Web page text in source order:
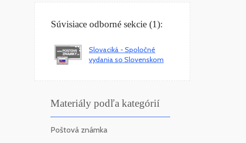
Súvisiace odborné sekcie (1):
Slovaciká - Spoločné
vydania so Slovenskom
Materiály podľa kategórií
Poštová známka